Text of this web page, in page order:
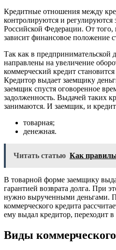
Кредитные отношения между
контролируются и регулируются
Российской Федерации. От того,
зависит финансовое положение
Так как в предпринимательской
направлены на увеличение
коммерческий кредит
Кредитор выдает заемщику
заемщик спустя оговоренное
задолженность. Выдачей таких
занимаются. И заемщик, и
товарная;
денежная.
Читать статью Как
В товарной форме заемщику
гарантией возврата долга. При
нужно вырученными деньгами.
коммерческого кредита
ему выдал кредитор, переходит
Виды